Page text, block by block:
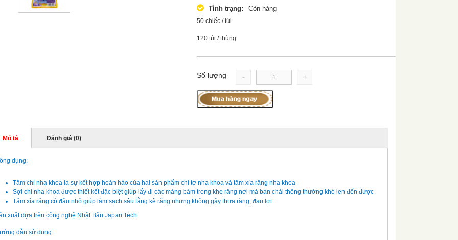
Tình trạng:
Còn hàng
50 chiếc / túi
120 túi / thùng
Số lượng - +
Mô tả Đánh giá (0)
dụng:
Tăm chỉ nha khoa là sự kết hợp hoàn hảo của hai sản phẩm chỉ tơ nha khoa và tăm xỉa răng nha khoa
Sợi chỉ nha khoa được thiết kết đặc biệt giúp lấy đi các mảng bám trong khe răng nơi mà bàn chải thông thường khó len đến được
Tăm xỉa răng có đầu nhỏ giúp làm sạch sâu tằng kẽ răng nhưng không gây thưa răng, đau lợi.
xuất dựa trên công nghệ Nhật Bản Japan Tech
dẫn sử dụng: